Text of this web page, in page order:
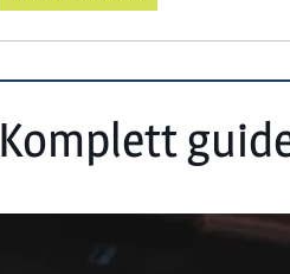
Komplett